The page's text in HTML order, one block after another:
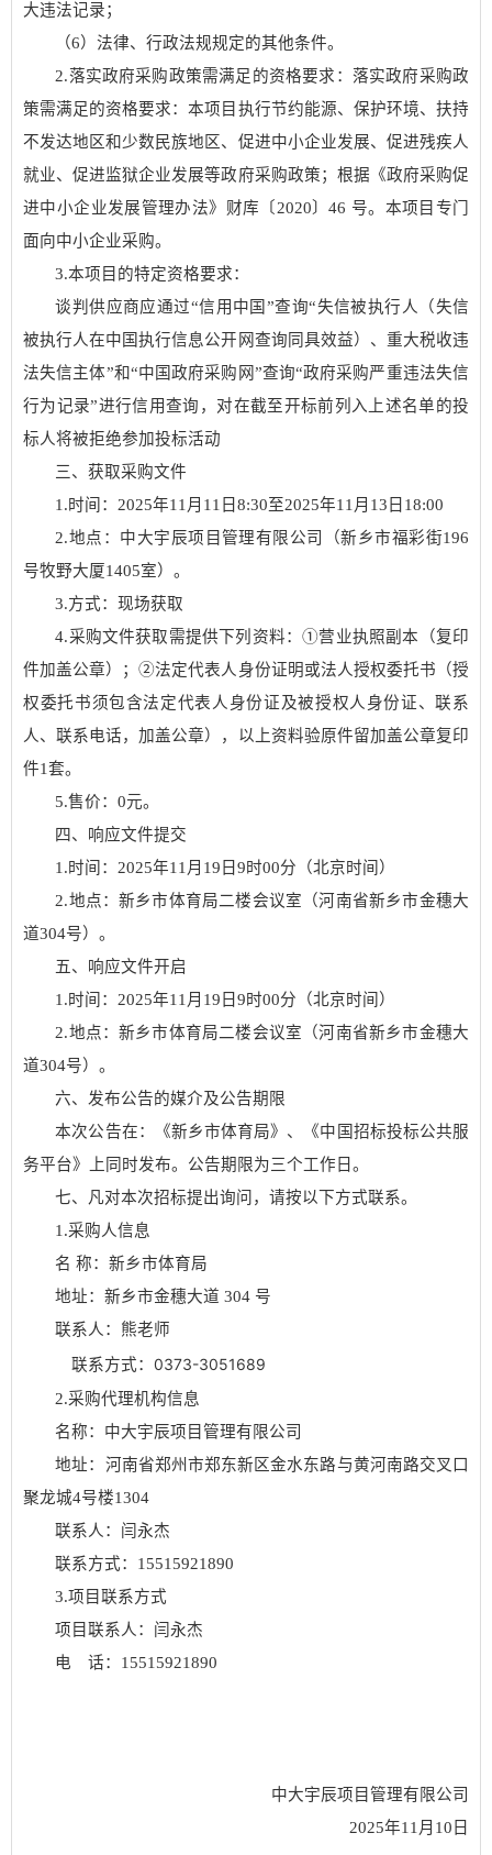
大违法记录；
（6）法律、行政法规规定的其他条件。
2.落实政府采购政策需满足的资格要求： 落实政府采购政
策需满足的资格要求：本项目执行节约能源、保护环境、扶持
不发达地区和少数民族地区、促进中小企业发展、促进残疾人
就业、促进监狱企业发展等政府采购政策；根据《政府采购促
进中小企业发展管理办法》财库〔 2020〕46 号。本项目专门
面向中小企业采购。
3.本项目的特定资格要求：
谈判供应商应通过“信用中国”查询“失信被执行人（失信
被执行人在中国执行信息公开网查询同具效益）、重大税收违
法失信主体”和“中国政府采购网”查询“政府采购严重违法失信
行为记录”进行信用查询，对在截至开标前列入上述名单的投
标人将被拒绝参加投标活动
三、获取采购文件
1.时间： 2025年11 月 11 日8:30至2025年11 月 13 日 18:00
2.地点： 中大宇辰项目管理有限公司 （新乡市福彩街196
号牧野大厦1405室）。
3.方式：现场获取
4.采购文件获取需提供下列资料：①营业执照副本（复印
件加盖公章）；②法定代表人身份证明或法人授权委托书（授
权委托书须包含法定代表人身份证及被授权人身份证、联系
人、联系电话，加盖公章） ，以上资料验原件留加盖公章复印
件1套。
5.售价：0元。
四、响应文件提交
1.时间： 2025年11 月 19 日9时00分（北京时间）
2.地点：新乡市体育局二楼会议室（河南省新乡市金穗大
道304号） 。
五、响应文件开启
1.时间： 2025年11 月 19 日9时00分（北京时间）
2.地点：新乡市体育局二楼会议室（河南省新乡市金穗大
道304号） 。
六、发布公告的媒介及公告期限
本次公告在：《新乡市体育局》 、《中国招标投标公共服
务平台》
上同时发布。公告期限为三个工作日。
七、凡对本次招标提出询问，请按以下方式联系。
1.采购人信息
名 称：新乡市体育局
地址：新乡市金穗大道 304 号
联系人： 熊老师
联系方式： 0373-3051689
2.采购代理机构信息
名称：中大宇辰项目管理有限公司
地址：河南省郑州市郑东新区金水东路与黄河南路交叉口
聚龙城4号楼1304
联系人：闫永杰
联系方式： 15515921890
3.项目联系方式
项目联系人： 闫永杰
电 话： 15515921890
中大宇辰项目管理有限公司
2025年11 月 10 日